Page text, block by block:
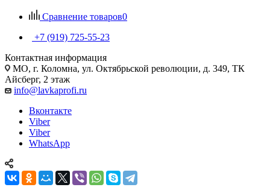
Сравнение товаров0
+7 (919) 725-55-23
Контактная информация
МО, г. Коломна, ул. Октябрьской революции, д. 349, ТК
Айсберг, 2 этаж
info@lavkaprofi.ru
Вконтакте
Viber
Viber
WhatsApp